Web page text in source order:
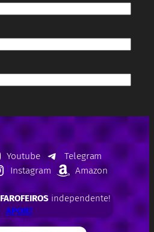
Youtube
Telegram
Instagram Amazon
FAROFEIROSindependente!
APOIE!